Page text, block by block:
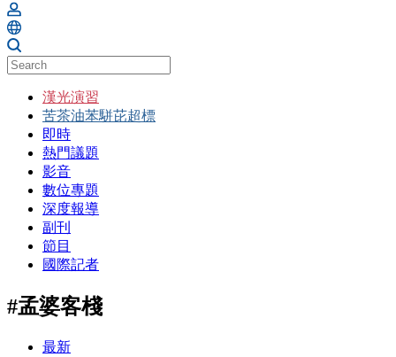
漢光演習
苦茶油苯駢芘超標
即時
熱門議題
影音
數位專題
深度報導
副刊
節目
國際記者
#孟婆客棧
最新